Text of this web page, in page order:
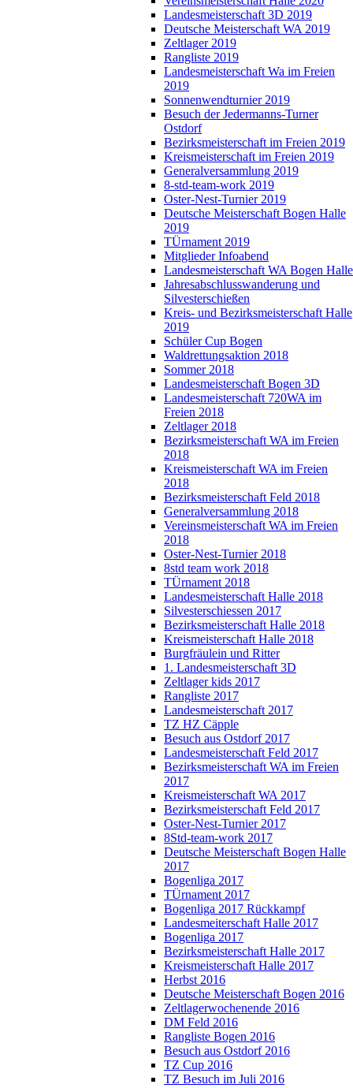
Landesmeisterschaft 3D 2019
Deutsche Meisterschaft WA 2019
Zeltlager 2019
Rangliste 2019
Landesmeisterschaft Wa im Freien
2019
Sonnenwendturnier 2019
Besuch der Jedermanns-Turner
Ostdorf
Bezirksmeisterschaft im Freien 2019
Kreismeisterschaft im Freien 2019
Generalversammlung 2019
8-std-team-work 2019
Oster-Nest-Turnier 2019
Deutsche Meisterschaft Bogen Halle
2019
TÜrnament 2019
Mitglieder Infoabend
Landesmeisterschaft WA Bogen Halle
Jahresabschlusswanderung und
Silvesterschießen
Kreis- und Bezirksmeisterschaft Halle
2019
Schüler Cup Bogen
Waldrettungsaktion 2018
Sommer 2018
Landesmeisterschaft Bogen 3D
Landesmeisterschaft 720WA im
Freien 2018
Zeltlager 2018
Bezirksmeisterschaft WA im Freien
2018
Kreismeisterschaft WA im Freien
2018
Bezirksmeisterschaft Feld 2018
Generalversammlung 2018
Vereinsmeisterschaft WA im Freien
2018
Oster-Nest-Turnier 2018
8std team work 2018
TÜrnament 2018
Landesmeisterschaft Halle 2018
Silvesterschiessen 2017
Bezirksmeisterschaft Halle 2018
Kreismeisterschaft Halle 2018
Burgfräulein und Ritter
1. Landesmeisterschaft 3D
Zeltlager kids 2017
Rangliste 2017
Landesmeisterschaft 2017
TZ HZ Cäpple
Besuch aus Ostdorf 2017
Landesmeisterschaft Feld 2017
Bezirksmeisterschaft WA im Freien
2017
Kreismeisterschaft WA 2017
Bezirksmeisterschaft Feld 2017
Oster-Nest-Turnier 2017
8Std-team-work 2017
Deutsche Meisterschaft Bogen Halle
2017
Bogenliga 2017
TÜrnament 2017
Bogenliga 2017 Rückkampf
Landesmeiterschaft Halle 2017
Bogenliga 2017
Bezirksmeisterschaft Halle 2017
Kreismeisterschaft Halle 2017
Herbst 2016
Deutsche Meisterschaft Bogen 2016
Zeltlagerwochenende 2016
DM Feld 2016
Rangliste Bogen 2016
Besuch aus Ostdorf 2016
TZ Cup 2016
TZ Besuch im Juli 2016